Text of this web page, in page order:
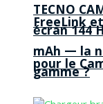
FreeLink
pour le
TECNO
écran 144
mAh — la
gamme ?